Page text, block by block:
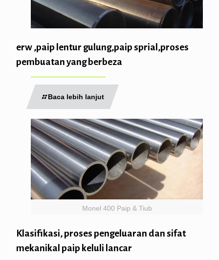
erw ,paip lentur gulung,paip sprial,proses
pembuatan yang berbeza
Baca lebih lanjut
Monel 400 Paip & Tiub
Klasifikasi, proses pengeluaran dan sifat
mekanikal paip keluli lancar